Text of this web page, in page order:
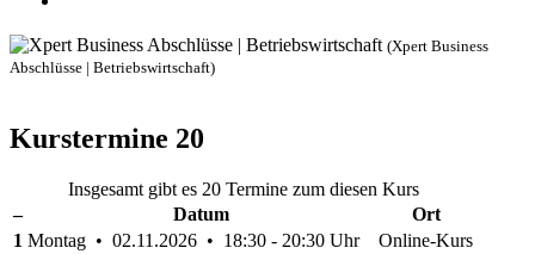
(Xpert Business
Abschlüsse | Betriebswirtschaft)
Kurstermine 20
Insgesamt gibt es 20 Termine zum diesen Kurs
–
Datum
Ort
1 Montag • 02.11.2026 • 18:30 - 20:30 Uhr
Online-Kurs